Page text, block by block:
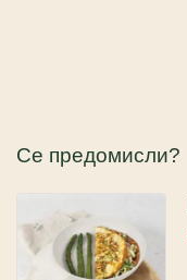
Се предомисли?